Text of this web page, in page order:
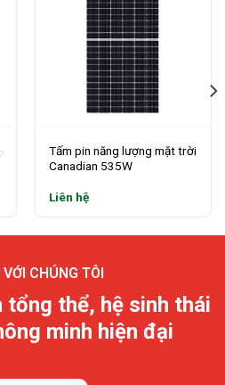
Tấm pin năng lượng mặt trời
Canadian 535W
Liên hệ
VỚI CHÚNG TÔI
tổng thể, hệ sinh thái
minh hiện đại